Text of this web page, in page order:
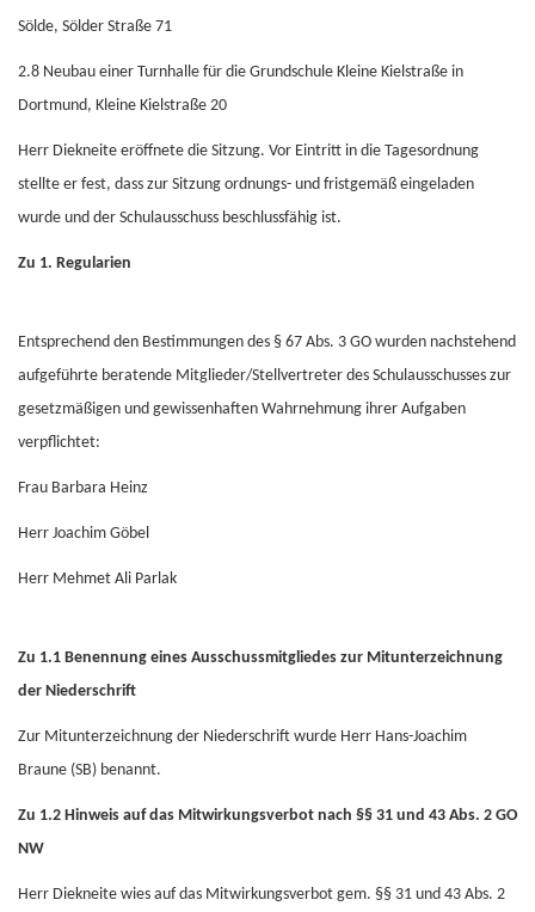
Sölde, Sölder Straße 71
2.8 Neubau einer Turnhalle für die Grundschule Kleine Kielstraße in
Dortmund, Kleine Kielstraße 20
Herr Diekneite eröffnete die Sitzung. Vor Eintritt in die Tagesordnung
stellte er fest, dass zur Sitzung ordnungs- und fristgemäß eingeladen
wurde und der Schulausschuss beschlussfähig ist.
Zu 1. Regularien
Entsprechend den Bestimmungen des § 67 Abs. 3 GO wurden nachstehend
aufgeführte beratende Mitglieder/Stellvertreter des Schulausschusses zur
gesetzmäßigen und gewissenhaften Wahrnehmung ihrer Aufgaben
verpflichtet:
Frau Barbara Heinz
Herr Joachim Göbel
Herr Mehmet Ali Parlak
Zu 1.1 Benennung eines Ausschussmitgliedes zur Mitunterzeichnung
der Niederschrift
Zur Mitunterzeichnung der Niederschrift wurde Herr Hans-Joachim
Braune (SB) benannt.
Zu 1.2 Hinweis auf das Mitwirkungsverbot nach §§ 31 und 43 Abs. 2 GO
NW
Herr Diekneite wies auf das Mitwirkungsverbot gem. §§ 31 und 43 Abs. 2